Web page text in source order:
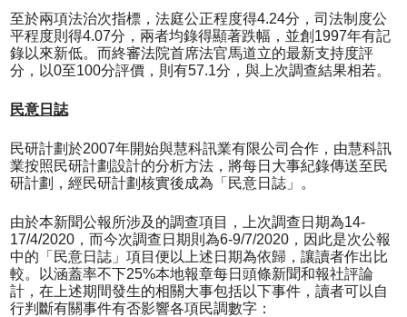
至於兩項法治次指標，法庭公正程度得4.24分，司法制度公
平程度則得4.07分，兩者均錄得顯著跌幅，並創1997年有記
錄以來新低。而終審法院首席法官馬道立的最新支持度評
分，以0至100分評價，則有57.1分，與上次調查結果相若。
民意日誌
民研計劃於2007年開始與慧科訊業有限公司合作，由慧科訊
業按照民研計劃設計的分析方法，將每日大事紀錄傳送至民
研計劃，經民研計劃核實後成為「民意日誌」。
由於本新聞公報所涉及的調查項目，上次調查日期為14-
17/4/2020，而今次調查日期則為6-9/7/2020，因此是次公報
中的「民意日誌」項目便以上述日期為依歸，讓讀者作出比
較。以涵蓋率不下25%本地報章每日頭條新聞和報社評論
計，在上述期間發生的相關大事包括以下事件，讀者可以自
行判斷有關事件有否影響各項民調數字：